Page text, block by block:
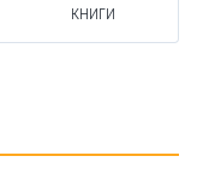
книги